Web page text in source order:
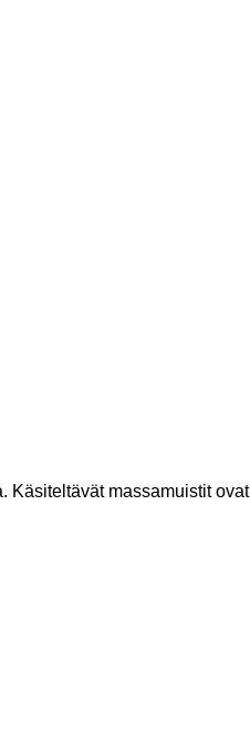
Käsiteltävät massamuistit ovat